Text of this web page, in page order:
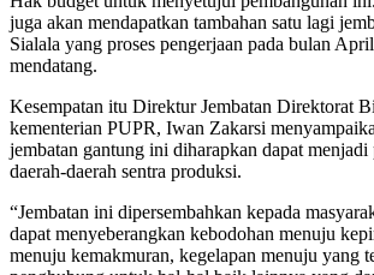
juga akan mendapatkan tambahan satu lagi
Sialala yang proses pengerjaan pada bulan
mendatang.
Kesempatan itu Direktur Jembatan Direktorat
kementerian PUPR, Iwan Zakarsi
jembatan gantung ini diharapkan dapat menjadi
daerah-daerah sentra produksi.
“Jembatan ini dipersembahkan kepada
dapat menyeberangkan kebodohan menuju
menuju kemakmuran, kegelapan menuju yang